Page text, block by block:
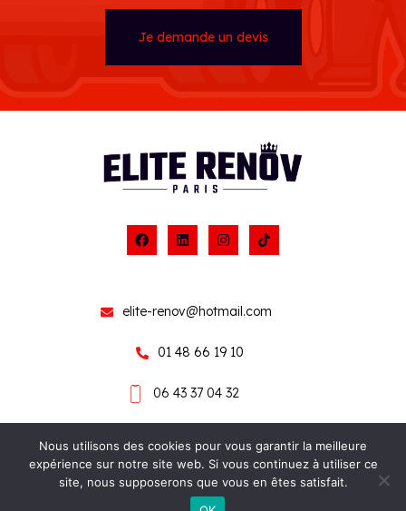
Je demande un devis
elite-renov@hotmail.com
01 48 66 19 10
06 43 37 04 32
Copyright © 2024 ELITE RENOV PARIS
Réalisé par DIGITE PRO
Nous utilisons des cookies pour vous garantir la meilleure
expérience sur notre site web. Si vous continuez à utiliser ce
site, nous supposerons que vous en êtes satisfait.